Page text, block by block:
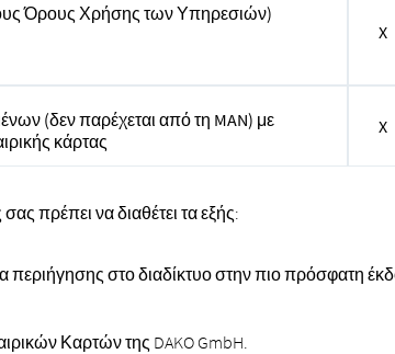
Όρους Χρήσης των Υπηρεσιών)
X
(δεν παρέχεται από τη MAN) με
κάρτας
X
πρέπει να διαθέτει τα εξής:
στο διαδίκτυο στην πιο πρόσφατη
Καρτών της DAKO GmbH.